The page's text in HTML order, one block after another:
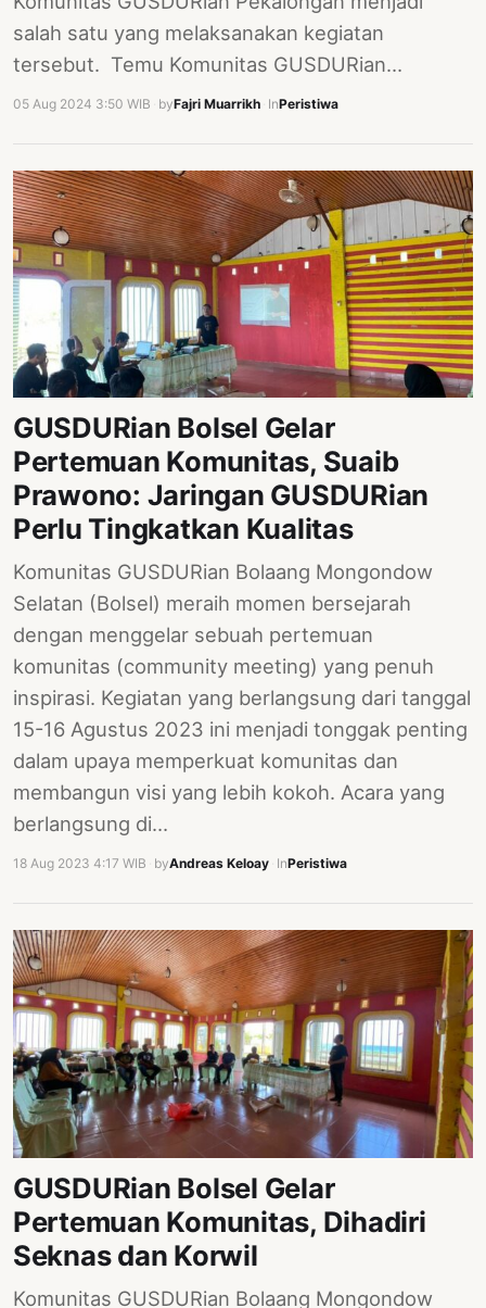
salah satu yang melaksanakan kegiatan
tersebut. Temu Komunitas GUSDURian…
05 Aug 2024 3:50 WIB byFajri Muarrikh InPeristiwa
GUSDURian Bolsel Gelar
Pertemuan Komunitas, Suaib
Prawono: Jaringan GUSDURian
Perlu Tingkatkan Kualitas
Komunitas GUSDURian Bolaang Mongondow
Selatan (Bolsel) meraih momen bersejarah
dengan menggelar sebuah pertemuan
komunitas (community meeting) yang penuh
inspirasi. Kegiatan yang berlangsung dari tanggal
15-16 Agustus 2023 ini menjadi tonggak penting
dalam upaya memperkuat komunitas dan
membangun visi yang lebih kokoh. Acara yang
berlangsung di…
18 Aug 2023 4:17 WIB byAndreas Keloay InPeristiwa
GUSDURian Bolsel Gelar
Pertemuan Komunitas, Dihadiri
Seknas dan Korwil
Komunitas GUSDURian Bolaang Mongondow